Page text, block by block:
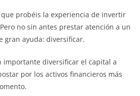
probéis la experiencia de invertir
no sin antes prestar atención a un
gran ayuda: diversificar.
importante diversificar el capital a
por los activos financieros más